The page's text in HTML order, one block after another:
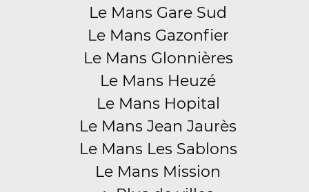
Le Mans Gare Sud
Le Mans Gazonfier
Le Mans Glonnières
Le Mans Heuzé
Le Mans Hopital
Le Mans Jean Jaurès
Le Mans Les Sablons
Le Mans Mission